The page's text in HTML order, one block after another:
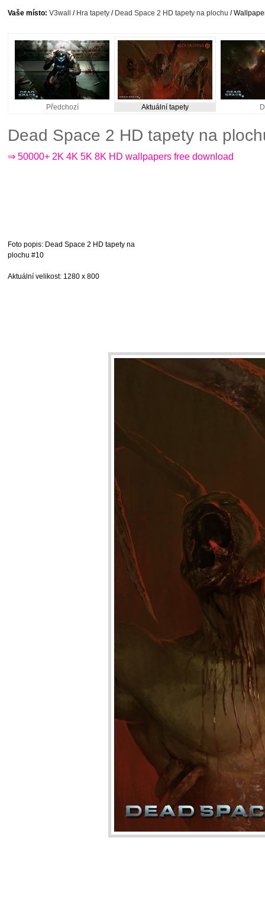
Vaše místo: V3wall / Hra tapety / Dead Space 2 HD tapety na plochu /
Předchozí Aktuální tapety
Dead Space 2 HD tapety na
⇒ 50000+ 2K 4K 5K 8K HD wallpapers free download
Foto popis: Dead Space 2 HD tapety na
plochu #10
Aktuální velikost: 1280 x 800